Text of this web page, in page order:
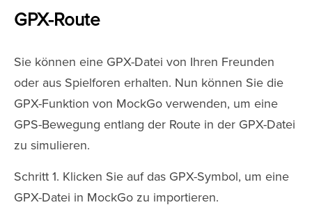
GPX-Route
Sie können eine GPX-Datei von Ihren Freunden
oder aus Spielforen erhalten. Nun können Sie die
GPX-Funktion von MockGo verwenden, um eine
GPS-Bewegung entlang der Route in der GPX-Datei
zu simulieren.
Schritt 1. Klicken Sie auf das GPX-Symbol, um eine
GPX-Datei in MockGo zu importieren.